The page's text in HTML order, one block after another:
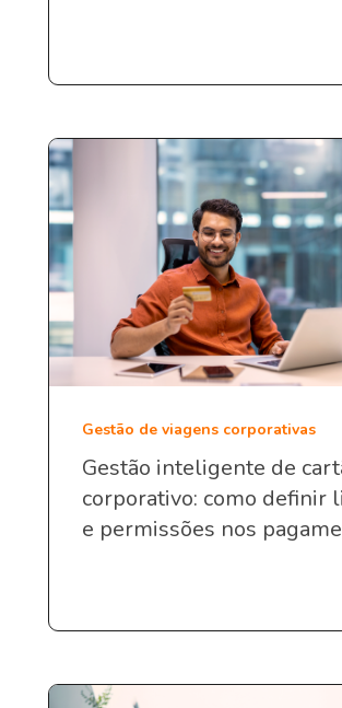
Gestão de viagens corporativas
Gestão inteligente de
corporativo: como definir
e permissões nos